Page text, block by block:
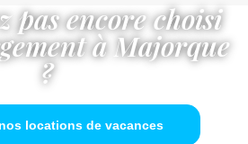
pas encore choisi
à Majorque
?
locations de vacances